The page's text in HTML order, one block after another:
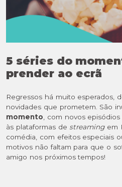
5 séries do
prender ao ecrã
Regressos há muito esperados,
novidades que prometem. São
momento, com novos
às plataformas destreaming em
comédia, com efeitos especiais
motivos não faltam para que o
amigo nos próximos tempos!